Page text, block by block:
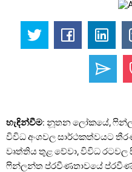
හැඳින්වීම: නූතන ලෝකයේ,
විවිධ අංශවල සාර්ථකත්වයට
වෘත්තිය තුළ වේවා, විවිධ
ෆින්ලන්ත ප්රවීණතාවයේ